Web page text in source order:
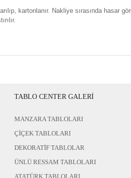
kartonlanır. Nakliye sırasında hasar
TABLO CENTER GALERİ
MANZARA TABLOLARI
ÇİÇEK TABLOLARI
DEKORATİF TABLOLAR
ÜNLÜ RESSAM TABLOLARI
ATATÜRK TABLOLARI